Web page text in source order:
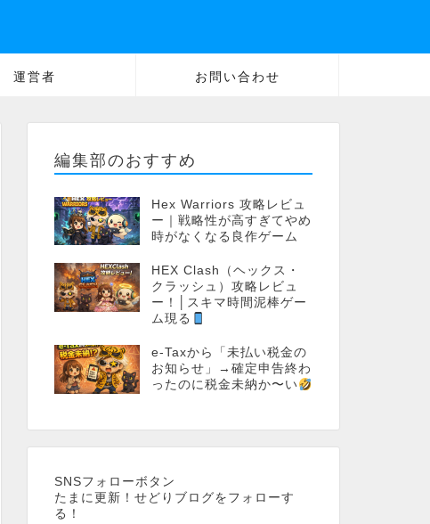
運営者 お問い合わせ
編集部のおすすめ
Hex Warriors 攻略レビュ
ー｜戦略性が高すぎてやめ
時がなくなる良作ゲーム
HEX Clash（ヘックス・
クラッシュ）攻略レビュ
ー！│スキマ時間泥棒ゲー
ム現る
e-Taxから「未払い税金の
お知らせ」→確定申告終わ
ったのに税金未納か〜い
SNSフォローボタン
たまに更新！せどりブログをフォローす
る！